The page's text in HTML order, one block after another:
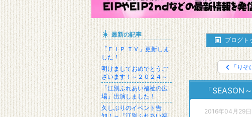
ブログト
「り
「SEASON
2016年04月29
最新の記事
「ＥＩＰ ＴＶ」更新しま
した！
明けましておめでとうご
ざいます！～２０２４～
「江別ふれあい福祉の広
場」出演しました！
久しぶりのイベント告